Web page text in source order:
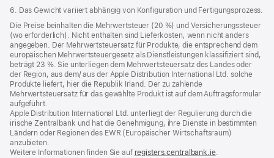
6. Das Gewicht variiert abhängig von Konfiguration und Fertigungsprozess.
Die Preise beinhalten die Mehrwertsteuer (20 %) und Versicherungssteuer
(wo erforderlich). Nicht enthalten sind Lieferkosten, wenn nicht anders
angegeben. Der Mehrwertsteuersatz für Produkte, die entsprechend dem
europäischen Mehrwertsteuergesetz als Dienstleistungen klassifiziert sind,
beträgt 23 %. Sie unterliegen dem Mehrwertsteuersatz des Landes oder
der Region, aus dem/ aus der Apple Distribution International Ltd. solche
Produkte liefert, hier die Republik Irland. Der zu zahlende
Mehrwertsteuersatz für das gewählte Produkt ist auf dem Auftragsformular
aufgeführt.
Apple Distribution International Ltd. unterliegt der Regulierung durch die
irische Zentralbank und hat die Genehmigung, ihre Dienste in bestimmten
Ländern oder Regionen des EWR (Europäischer Wirtschaftsraum)
anzubieten.
Weitere Informationen finden Sie auf registers.centralbank.ie(Öffnet
.